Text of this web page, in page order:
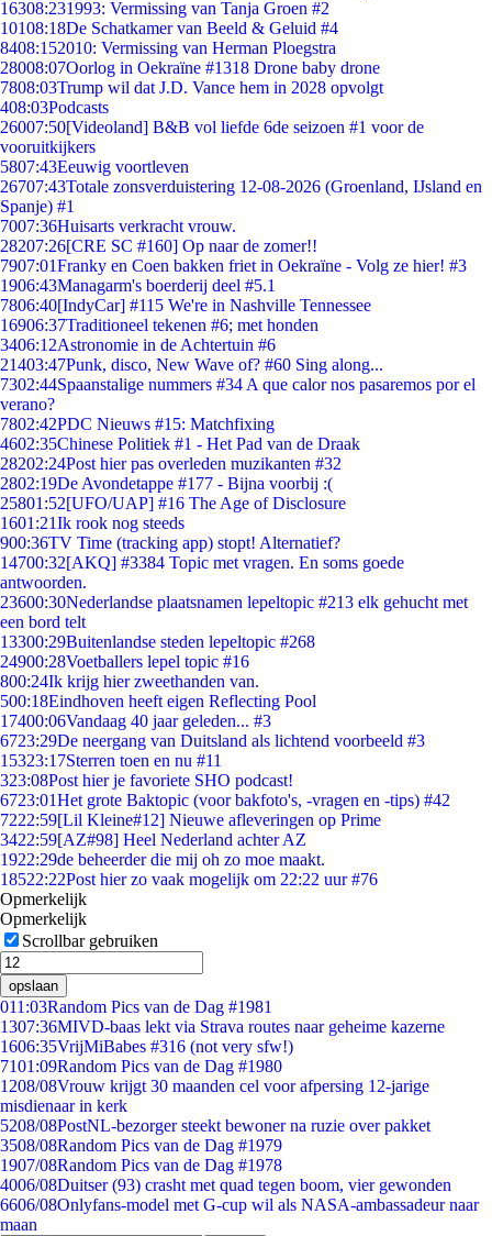
16308:231993: Vermissing van Tanja Groen #2
10108:18De Schatkamer van Beeld & Geluid #4
8408:152010: Vermissing van Herman Ploegstra
28008:07Oorlog in Oekraïne #1318 Drone baby drone
7808:03Trump wil dat J.D. Vance hem in 2028 opvolgt
408:03Podcasts
26007:50[Videoland] B&B vol liefde 6de seizoen #1 voor de
vooruitkijkers
5807:43Eeuwig voortleven
26707:43Totale zonsverduistering 12-08-2026 (Groenland, IJsland en
Spanje) #1
7007:36Huisarts verkracht vrouw.
28207:26[CRE SC #160] Op naar de zomer!!
7907:01Franky en Coen bakken friet in Oekraïne - Volg ze hier! #3
1906:43Managarm's boerderij deel #5.1
7806:40[IndyCar] #115 We're in Nashville Tennessee
16906:37Traditioneel tekenen #6; met honden
3406:12Astronomie in de Achtertuin #6
21403:47Punk, disco, New Wave of? #60 Sing along...
7302:44Spaanstalige nummers #34 A que calor nos pasaremos por el
verano?
7802:42PDC Nieuws #15: Matchfixing
4602:35Chinese Politiek #1 - Het Pad van de Draak
28202:24Post hier pas overleden muzikanten #32
2802:19De Avondetappe #177 - Bijna voorbij :(
25801:52[UFO/UAP] #16 The Age of Disclosure
1601:21Ik rook nog steeds
900:36TV Time (tracking app) stopt! Alternatief?
14700:32[AKQ] #3384 Topic met vragen. En soms goede
antwoorden.
23600:30Nederlandse plaatsnamen lepeltopic #213 elk gehucht met
een bord telt
13300:29Buitenlandse steden lepeltopic #268
24900:28Voetballers lepel topic #16
800:24Ik krijg hier zweethanden van.
500:18Eindhoven heeft eigen Reflecting Pool
17400:06Vandaag 40 jaar geleden... #3
6723:29De neergang van Duitsland als lichtend voorbeeld #3
15323:17Sterren toen en nu #11
323:08Post hier je favoriete SHO podcast!
6723:01Het grote Baktopic (voor bakfoto's, -vragen en -tips) #42
7222:59[Lil Kleine#12] Nieuwe afleveringen op Prime
3422:59[AZ#98] Heel Nederland achter AZ
1922:29de beheerder die mij oh zo moe maakt.
18522:22Post hier zo vaak mogelijk om 22:22 uur #76
Opmerkelijk
Opmerkelijk
Scrollbar gebruiken
opslaan
011:03Random Pics van de Dag #1981
1307:36MIVD-baas lekt via Strava routes naar geheime kazerne
1606:35VrijMiBabes #316 (not very sfw!)
7101:09Random Pics van de Dag #1980
1208/08Vrouw krijgt 30 maanden cel voor afpersing 12-jarige
misdienaar in kerk
5208/08PostNL-bezorger steekt bewoner na ruzie over pakket
3508/08Random Pics van de Dag #1979
1907/08Random Pics van de Dag #1978
4006/08Duitser (93) crasht met quad tegen boom, vier gewonden
6606/08Onlyfans-model met G-cup wil als NASA-ambassadeur naar
maan